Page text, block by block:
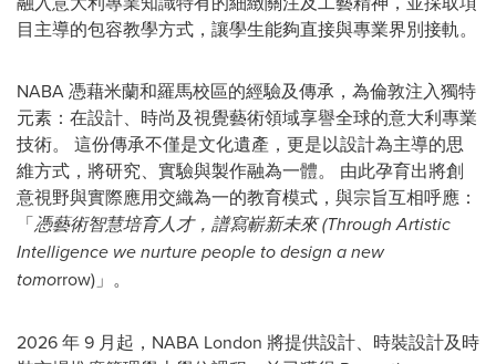
目主導的包容教學方式，讓學生能夠直接與專業界別接軌。
NABA 憑藉米蘭和羅馬校區的經驗及傳承，為倫敦注入獨特
元素：在設計、時尚及視覺藝術領域享譽全球的意大利專業
技術。 這份傳承不僅是文化遺產，更是以設計為主導的思
維方式，將研究、實驗與製作融為一體。 由此孕育出將創
意視野與實際應用交織為一的教育模式，與宗旨互相呼應：
「憑藝術智慧培育人才， 譜寫嶄新未來(Through Artistic
Intelligence we nurture people to design a new
tomorrow)」。
2026 年 9 月起，NABA London 將提供設計、時裝設計及時